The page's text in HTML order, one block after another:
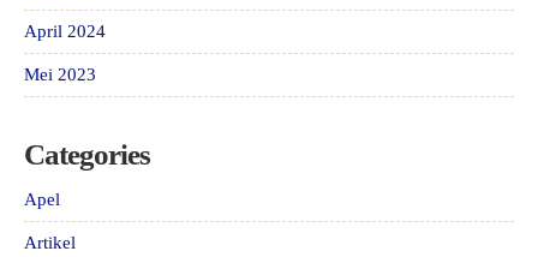
April 2024
Mei 2023
Categories
Apel
Artikel